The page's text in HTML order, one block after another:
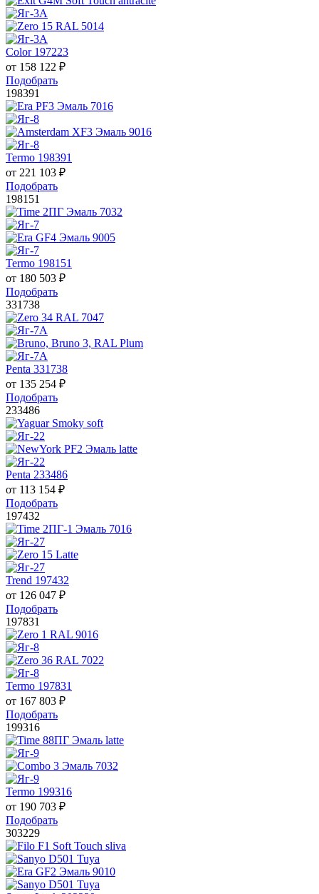
Color 197223
от 158 122 ₽
Подобрать
198391
Termo 198391
от 221 103 ₽
Подобрать
198151
Termo 198151
от 180 503 ₽
Подобрать
331738
Penta 331738
от 135 254 ₽
Подобрать
233486
Penta 233486
от 113 154 ₽
Подобрать
197432
Trend 197432
от 126 047 ₽
Подобрать
197831
Termo 197831
от 167 803 ₽
Подобрать
199316
Termo 199316
от 190 703 ₽
Подобрать
303229